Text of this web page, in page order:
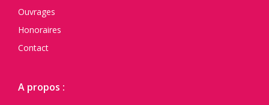
Ouvrages
Honoraires
Contact
A propos :